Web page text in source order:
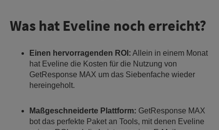
Was hat Eveline noch erreicht?
Einen hervorragenden ROI: Allein in einem Monat
hat Eveline die Kosten für die Nutzung von
GetResponse MAX um das Siebenfache wieder
hereingeholt.
Maßgeschneiderte Plattform: GetResponse MAX
bot das perfekte Paket an Tools, mit denen Eveline